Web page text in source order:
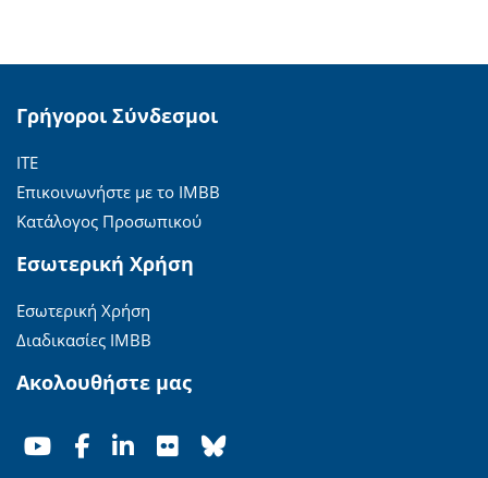
Γρήγοροι Σύνδεσμοι
ΙΤΕ
Επικοινωνήστε με το ΙΜΒΒ
Κατάλογος Προσωπικού
Εσωτερική Χρήση
Εσωτερική Χρήση
Διαδικασίες ΙΜΒΒ
Ακολουθήστε μας